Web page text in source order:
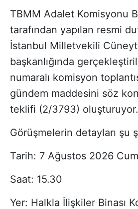
TBMM Adalet Komisyonu
tarafından yapılan resmi
İstanbul Milletvekili
başkanlığında
numaralı komisyon
gündem maddesini söz
teklifi (2/3793) oluşturuyor.
Görüşmelerin detayları şu
Tarih: 7 Ağustos 2026
Saat: 15.30
Yer: Halkla İlişkiler Binası